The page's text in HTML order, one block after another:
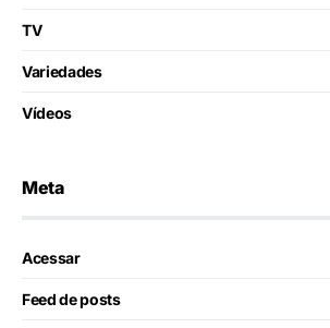
TV
Variedades
Vídeos
Meta
Acessar
Feed de posts